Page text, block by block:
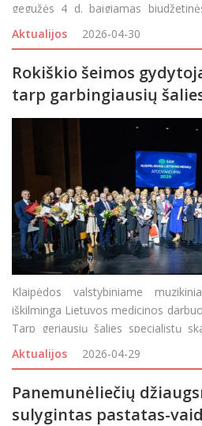
gegužės 4 d. baigiamas
kurių savininkė ar dalininkė yra
pat - sav
Aktualijos 2026-04-30
Rokiškio šeimos
tarp garbingiausių
Klaipėdos valstybiniame
iškilminga Lietuvos medicinos
Tarp geriausių šalies specialistų
nusipelniusia Lietuvos gydytoja
asmens
Aktualijos 2026-04-29
Panemunėliečių
sulygintas pastatas-